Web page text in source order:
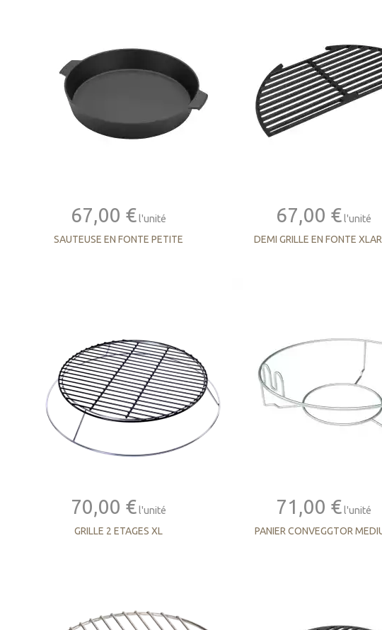
67,00 € l'unité
SAUTEUSE EN FONTE PETITE
67,00 € l'unité
DEMI GRILLE EN FONTE
70,00 € l'unité
GRILLE 2 ETAGES XL
71,00 € l'unité
PANIER CONVEGGTOR